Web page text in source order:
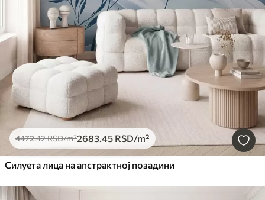
4472.42RSD/m²2683.45 RSD/m²
Силуета лица на апстрактној позадини